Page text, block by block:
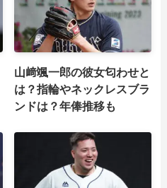
山﨑颯一郎の彼女匂わせと
は？指輪やネックレスブラ
ンドは？年俸推移も